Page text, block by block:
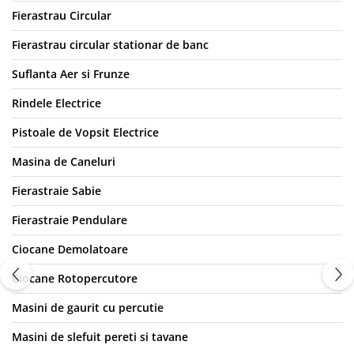
Fierastrau Circular
Fierastrau circular stationar de banc
Suflanta Aer si Frunze
Rindele Electrice
Pistoale de Vopsit Electrice
Masina de Caneluri
Fierastraie Sabie
Fierastraie Pendulare
Ciocane Demolatoare
Ciocane Rotopercutore
Masini de gaurit cu percutie
Masini de slefuit pereti si tavane